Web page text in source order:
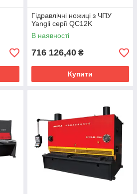
Гідравлічні ножиці з ЧПУ
Yangli серії QС12K
В наявності
716 126,40 ₴
Купити